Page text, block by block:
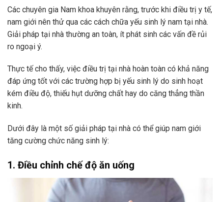
Các chuyên gia Nam khoa khuyên rằng, trước khi điều trị y tế,
nam giới nên thử qua các cách chữa yếu sinh lý nam tại nhà.
Giải pháp tại nhà thường an toàn, ít phát sinh các vấn đề rủi
ro ngoại ý.
Thực tế cho thấy, việc điều trị tại nhà hoàn toàn có khả năng
đáp ứng tốt với các trường hợp bị yếu sinh lý do sinh hoạt
kém điều độ, thiếu hụt dưỡng chất hay do căng thẳng thần
kinh.
Dưới đây là một số giải pháp tại nhà có thể giúp nam giới
tăng cường chức năng sinh lý:
1. Điều chỉnh chế độ ăn uống